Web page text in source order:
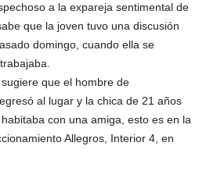
a la expareja sentimental de
que la joven tuvo una discusión
domingo, cuando ella se
que el hombre de
al lugar y la chica de 21 años
con una amiga, esto es en la
Allegros, Interior 4, en